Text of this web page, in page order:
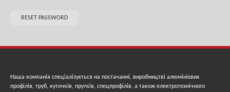
RESET PASSWORD
Наша компанія спеціалізується на постачанні, виробництві алюмінієвих
профілів, труб, куточків, прутків, спецпрофілів, а також електротехнічного